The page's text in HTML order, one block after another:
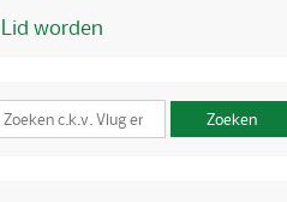
Lid worden
Zoeken